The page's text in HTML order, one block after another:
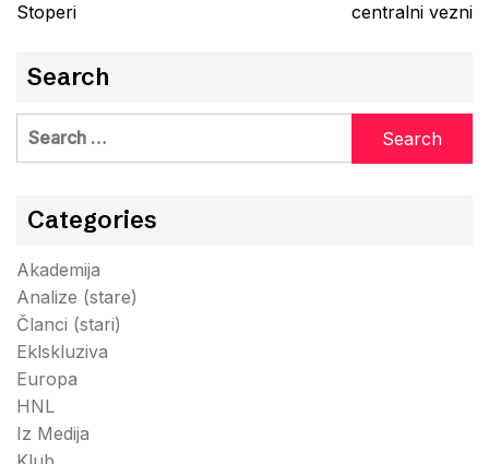
Stoperi
centralni vezni
Search
Search
Categories
Akademija
Analize (stare)
Članci (stari)
Eklskluziva
Europa
HNL
Iz Medija